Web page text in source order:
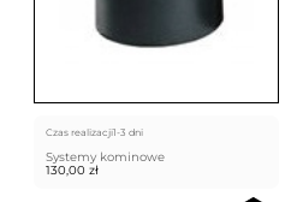
Czas realizacji1-3 dni
Systemy kominowe
130,00 zł